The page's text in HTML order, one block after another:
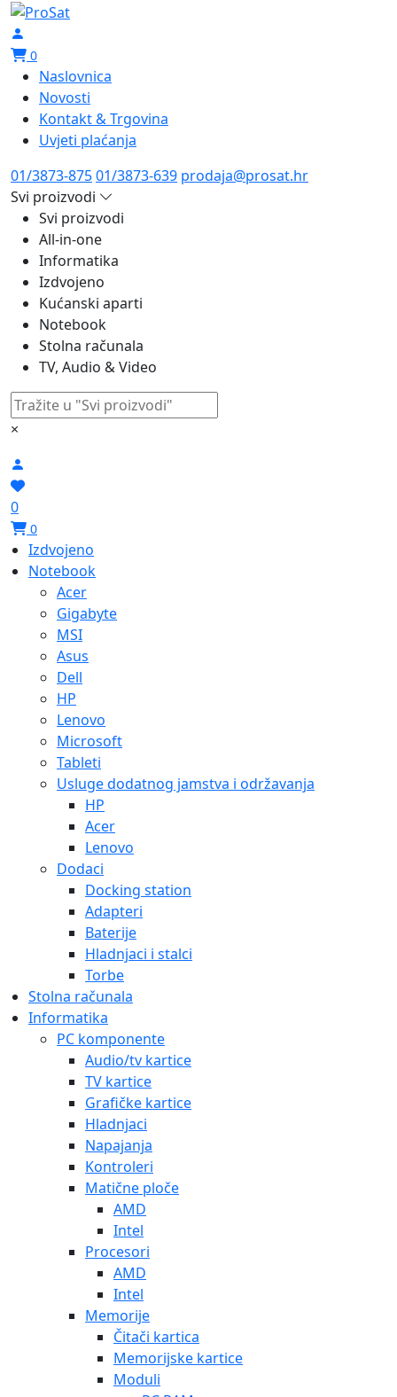
0
Naslovnica
Novosti
Kontakt & Trgovina
Uvjeti plaćanja
01/3873-87501/3873-639 prodaja@prosat.hr
Svi proizvodi
Svi proizvodi
All-in-one
Informatika
Izdvojeno
Kućanski aparti
Notebook
Stolna računala
TV, Audio & Video
×
0
0
Izdvojeno
Notebook
Acer
Gigabyte
MSI
Asus
Dell
HP
Lenovo
Microsoft
Tableti
Usluge dodatnog jamstva i održavanja
HP
Acer
Lenovo
Dodaci
Docking station
Adapteri
Baterije
Hladnjaci i stalci
Torbe
Stolna računala
Informatika
PC komponente
Audio/tv kartice
TV kartice
Grafičke kartice
Hladnjaci
Napajanja
Kontroleri
Matične ploče
AMD
Intel
Procesori
AMD
Intel
Memorije
Čitači kartica
Memorijske kartice
Moduli